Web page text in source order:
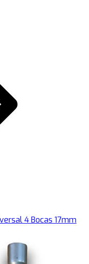
4 Bocas 17mm